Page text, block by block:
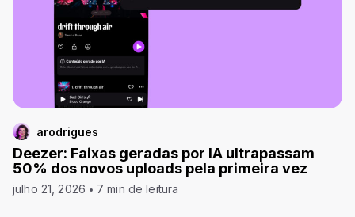
arodrigues
Deezer: Faixas geradas por IA ultrapassam
50% dos novos uploads pela primeira vez
julho 21, 2026 7 min de leitura